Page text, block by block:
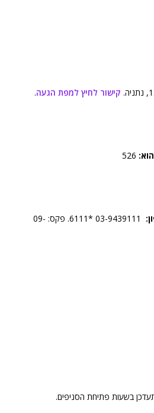
קישור לחיץ למפת הגעה.
03-9439111 *6111. פקס: 09-
בשעות פתיחת הסניפים.